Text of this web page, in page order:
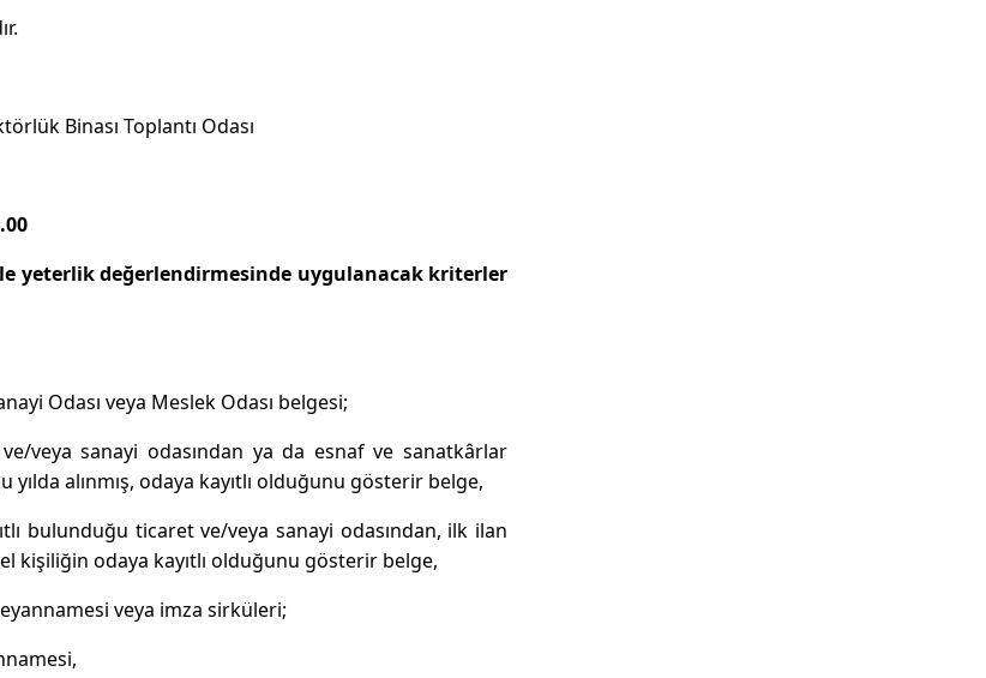
Binası Toplantı Odası
yeterlik değerlendirmesinde uygulanacak kriterler
Odası veya Meslek Odası belgesi;
veya sanayi odasından ya da esnaf ve sanatkârlar
alınmış, odaya kayıtlı olduğunu gösterir belge,
bulunduğu ticaret ve/veya sanayi odasından, ilk ilan
kişiliğin odaya kayıtlı olduğunu gösterir belge,
veya imza sirküleri;